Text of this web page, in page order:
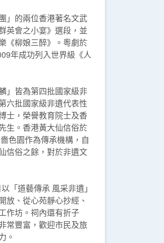
」的兩位香港著名文武
英會之小宴》選段，並
《柳娘三醉》。粵劇於
年成功列入世界級《人
」皆為第四批國家級非
六批國家級非遺代表性
士，榮譽教育院士及香
生。香港黃大仙信俗於
色園作為傳承機構，自
信俗之餘，對於非遺文
「道藝傳承 風采非遺」
放、從心苑靜心抄經、
作坊。祠內還有折子
常豐富，歡迎市民及旅
。